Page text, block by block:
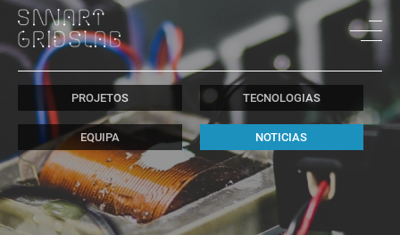
PROJETOS TECNOLOGIAS
EQUIPA NOTICIAS